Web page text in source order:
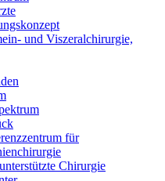
und Viszeralchirurgie,
für
Chirurgie